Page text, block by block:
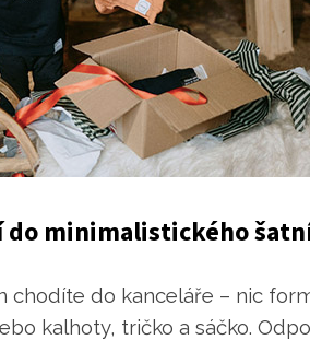
minimalistického
chodíte do kanceláře – nic
kalhoty, tričko a sáčko.